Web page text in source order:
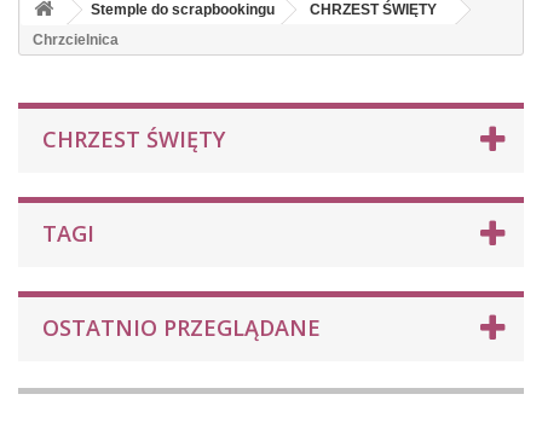
Stemple do scrapbookingu
CHRZEST ŚWIĘTY
Chrzcielnica
CHRZEST ŚWIĘTY
TAGI
OSTATNIO PRZEGLĄDANE